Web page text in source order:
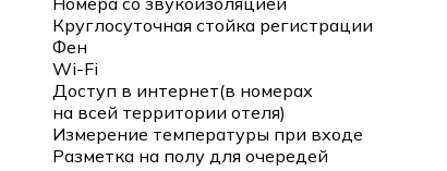
Круглосуточная стойка регистрации
Фен
Wi-Fi
Доступ в интернет(в номерах
на всей территории отеля)
Измерение температуры при входе
Разметка на полу для очередей